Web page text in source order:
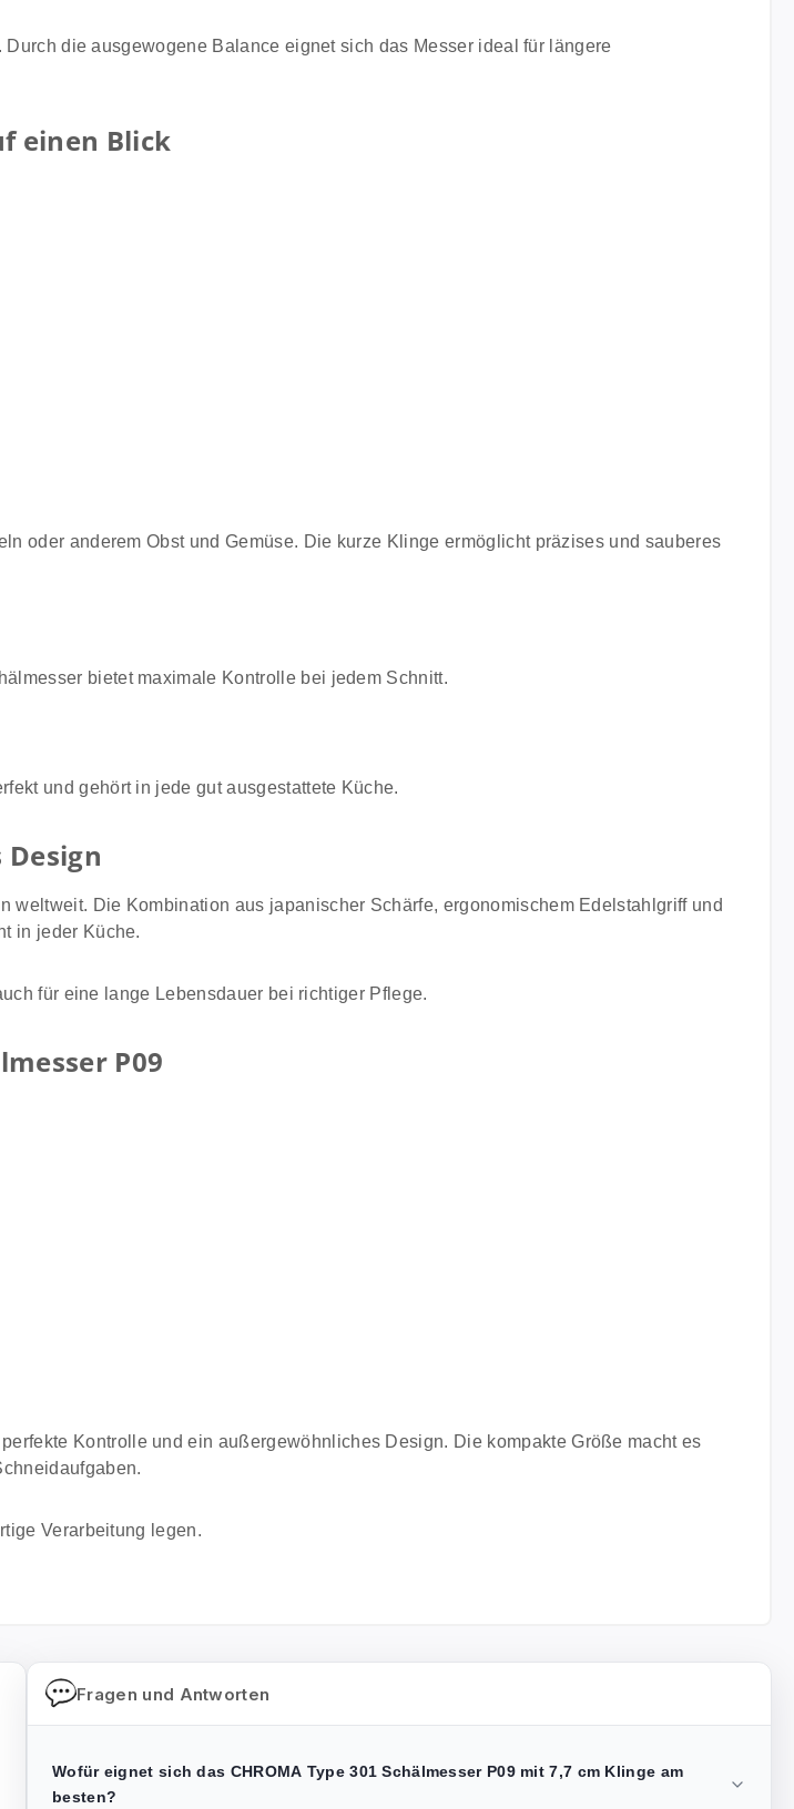
die ausgewogene Balance eignet sich das Messer ideal für längere
einen Blick
oder anderem Obst und Gemüse. Die kurze Klinge ermöglicht präzises und sauberes
bietet maximale Kontrolle bei jedem Schnitt.
und gehört in jede gut ausgestattete Küche.
Die Kombination aus japanischer Schärfe, ergonomischem Edelstahlgriff und
in jeder Küche.
für eine lange Lebensdauer bei richtiger Pflege.
P09
Kontrolle und ein außergewöhnliches Design. Die kompakte Größe macht es
Verarbeitung legen.
Fragen und Antworten
Wofür eignet sich das CHROMA Type 301 Schälmesser P09 mit 7,7 cm Klinge am
besten?